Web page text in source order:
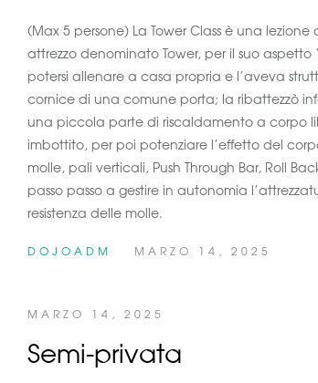
(Max 5 persone) La Tower Class è una
attrezzo denominato Tower, per il suo aspetto
potersi allenare a casa propria e l’aveva
cornice di una comune porta; la ribattezzò
una piccola parte di riscaldamento a corpo
imbottito, per poi potenziare l’effetto del
molle, pali verticali, Push Through Bar, Roll
passo passo a gestire in autonomia
resistenza delle molle.
DOJOADM MARZO 14, 2025
MARZO 14, 2025
Semi-privata